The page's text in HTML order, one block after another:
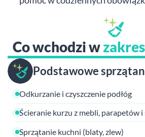
Co wchodzi w
Podstawowe
Odkurzanie i czyszczenie podłóg
Ścieranie kurzu z mebli, parapetów
Sprzątanie kuchni (blaty, zlew)